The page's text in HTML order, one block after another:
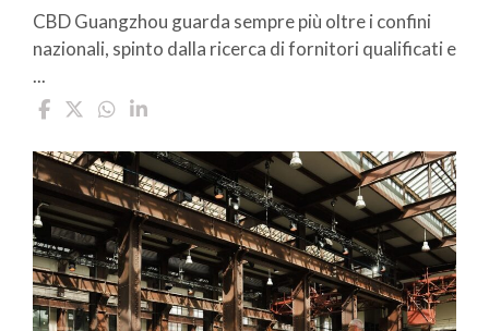
CBD Guangzhou guarda sempre più oltre i confini
nazionali, spinto dalla ricerca di fornitori qualificati e
...